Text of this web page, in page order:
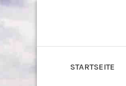
STARTSEITE